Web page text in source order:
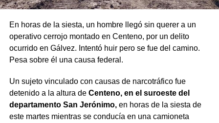
En horas de la siesta, un hombre llegó sin querer a un
operativo cerrojo montado en Centeno, por un delito
ocurrido en Gálvez. Intentó huir pero se fue del camino.
Pesa sobre él una causa federal.
Un sujeto vinculado con causas de narcotráfico fue
detenido a la altura de Centeno, en el suroeste del
departamento San Jerónimo,en horas de la siesta de
este martes mientras se conducía en una camioneta